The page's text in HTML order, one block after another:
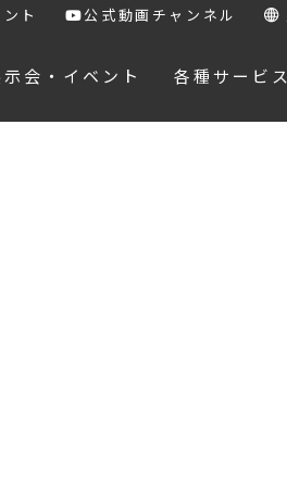
ト 公式動画チャンネル
示会・イベント 各種サービス